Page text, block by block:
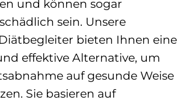
und können sogar
sein. Unsere
bieten Ihnen eine
effektive Alternative, um
auf gesunde Weise
Sie basieren auf